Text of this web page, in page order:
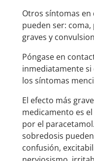
Otros síntomas en
pueden ser:
graves y
Póngase en
inmediatamente
los síntomas
El efecto más
medicamento es
por el
sobredosis
confusión,